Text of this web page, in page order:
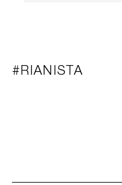
#RIANISTA